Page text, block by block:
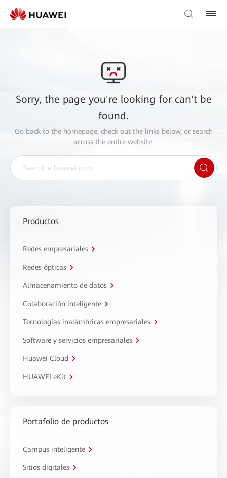
Sorry, the page you're looking for can't be
found.
Go back to the homepage, check out the links below, or search
across the entire website.
Productos
Redes empresariales
Redes ópticas
Almacenamiento de datos
Colaboración inteligente
Tecnologías inalámbricas empresariales
Software y servicios empresariales
Huawei Cloud
HUAWEI eKit
Portafolio de productos
Campus inteligente
Sitios digitales